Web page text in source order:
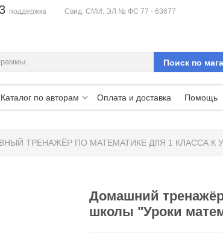
поддержка Свид. СМИ: ЭЛ № ФС 77 - 63677
Каталог по авторам Оплата и доставка Помощь
ТРЕНАЖЁР ПО МАТЕМАТИКЕ ДЛЯ 1 КЛАССА К
Домашний
школы "Уроки